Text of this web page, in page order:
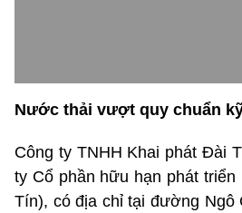
Nước thải vượt quy chuẩn
Công ty TNHH Khai phát Đài
ty Cổ phần hữu hạn phát
Tín), có địa chỉ tại đường Ngô